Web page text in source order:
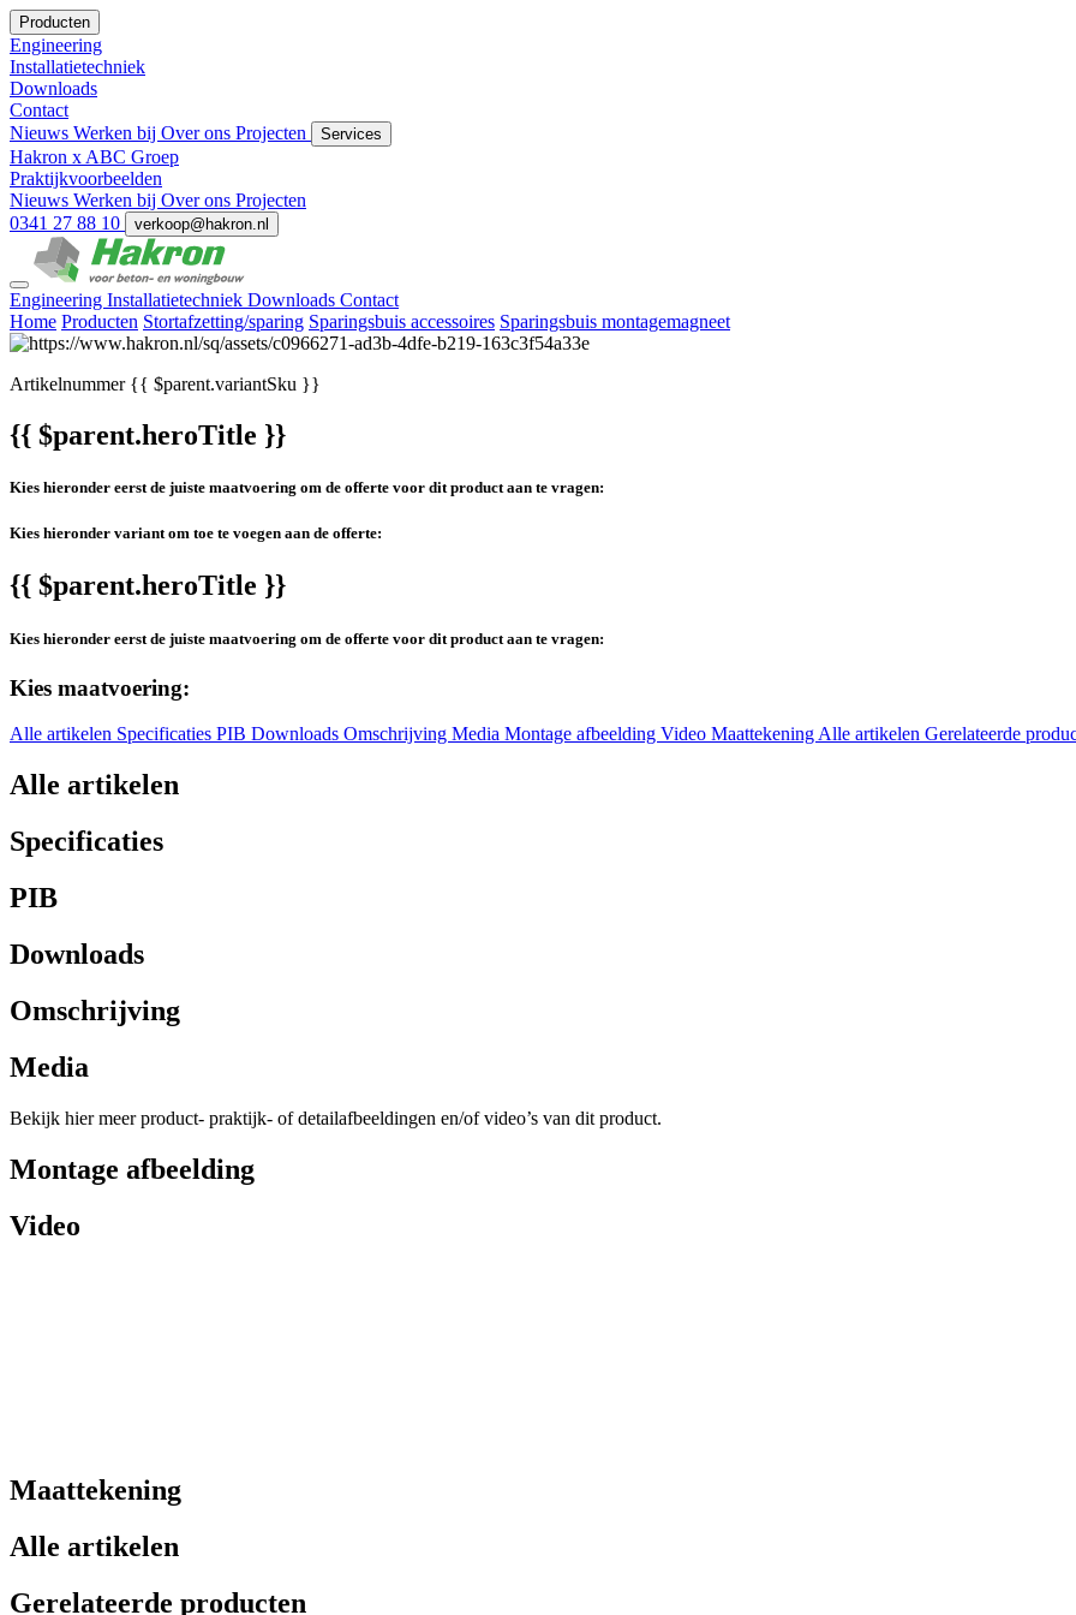
Producten
Engineering
Installatietechniek
Downloads
Contact
Nieuws Werken bij Over ons Projecten Services
Hakron x ABC Groep
Praktijkvoorbeelden
Nieuws Werken bij Over ons Projecten
0341 27 88 10
verkoop@hakron.nl
Engineering Installatietechniek Downloads Contact
Home Producten Stortafzetting/sparing Sparingsbuis accessoires Sparingsbuis montagemagneet
Artikelnummer{{ $parent.variantSku }}
{{ $parent.heroTitle }}
Kies hieronder eerst de juiste maatvoering om de offerte voor dit product aan te vragen:
Kies hieronder variant om toe te voegen aan de offerte:
{{ $parent.heroTitle }}
Kies hieronder eerst de juiste maatvoering om de offerte voor dit product aan te vragen:
Kies maatvoering:
Alle artikelen Specificaties PIB Downloads Omschrijving Media Montage afbeelding Video MaattekeningAlle artikelen Gerelateerde
Alle artikelen
Specificaties
PIB
Downloads
Omschrijving
Media
Bekijk hier meer product- praktijk- of detailafbeeldingen en/of video’s van dit product.
Montage afbeelding
Video
Maattekening
Alle artikelen
Gerelateerde producten